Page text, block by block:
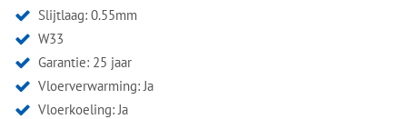
Slijtlaag: 0.55mm
W33
Garantie: 25 jaar
Vloerverwarming: Ja
Vloerkoeling: Ja